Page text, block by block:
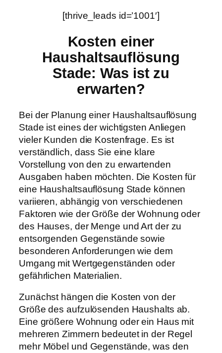
[thrive_leads id=’1001′]
Kosten einer
Haushaltsauflösung
Stade: Was ist zu
erwarten?
Bei der Planung einer Haushaltsauflösung
Stade ist eines der wichtigsten Anliegen
vieler Kunden die Kostenfrage. Es ist
verständlich, dass Sie eine klare
Vorstellung von den zu erwartenden
Ausgaben haben möchten. Die Kosten für
eine Haushaltsauflösung Stade können
variieren, abhängig von verschiedenen
Faktoren wie der Größe der Wohnung oder
des Hauses, der Menge und Art der zu
entsorgenden Gegenstände sowie
besonderen Anforderungen wie dem
Umgang mit Wertgegenständen oder
gefährlichen Materialien.
Zunächst hängen die Kosten von der
Größe des aufzulösenden Haushalts ab.
Eine größere Wohnung oder ein Haus mit
mehreren Zimmern bedeutet in der Regel
mehr Möbel und Gegenstände, was den